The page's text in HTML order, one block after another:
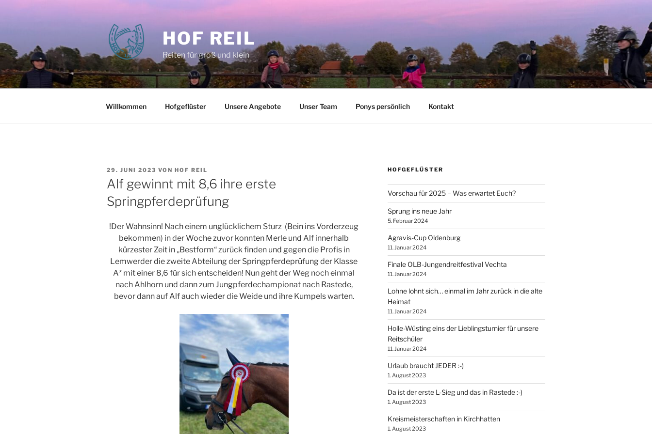
HOF REIL
Reiten für groß und klein
Willkommen Hofgeflüster Unsere Angebote Unser Team Ponys persönlich Kontakt
VERÖFFENTLICHT
AM
29. JUNI 2023 VON HOF REIL
Alf gewinnt mit 8,6 ihre erste
Springpferdeprüfung
!Der Wahnsinn! Nach einem unglücklichem Sturz (Bein ins Vorderzeug
bekommen) in der Woche zuvor konnten Merle und Alf innerhalb
kürzester Zeit in „Bestform“ zurück finden und gegen die Profis in
Lemwerder die zweite Abteilung der Springpferdeprüfung der Klasse
A* mit einer 8,6 für sich entscheiden! Nun geht der Weg noch einmal
nach Ahlhorn und dann zum Jungpferdechampionat nach Rastede,
bevor dann auf Alf auch wieder die Weide und ihre Kumpels warten.
HOFGEFLÜSTER
Vorschau für 2025 – Was erwartet Euch?
Sprung ins neue Jahr
5. Februar 2024
Agravis-Cup Oldenburg
11. Januar 2024
Finale OLB-Jungendreitfestival Vechta
11. Januar 2024
Lohne lohnt sich… einmal im Jahr zurück in die alte
Heimat
11. Januar 2024
Holle-Wüsting eins der Lieblingsturnier für unsere
Reitschüler
11. Januar 2024
Urlaub braucht JEDER :-)
1. August 2023
Da ist der erste L-Sieg und das in Rastede :-)
1. August 2023
Kreismeisterschaften in Kirchhatten
1. August 2023